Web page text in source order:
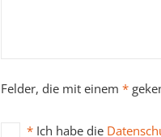
Felder, die mit einem *
*Ich habe die